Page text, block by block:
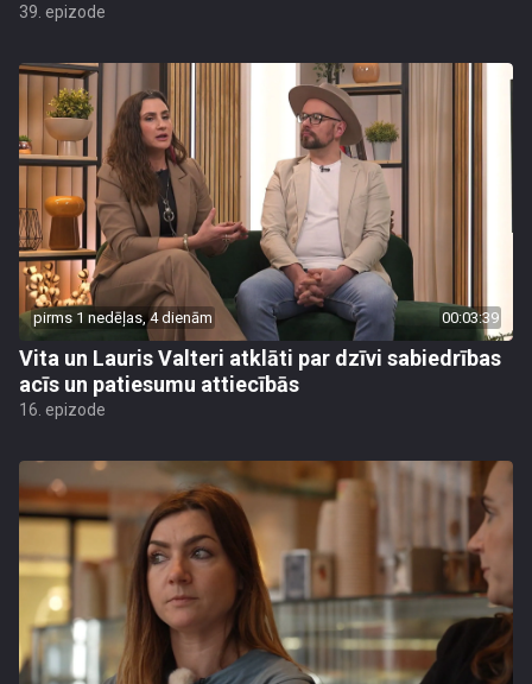
39. epizode
pirms 1 nedēļas, 4 dienām 00:03:39
Vita un Lauris Valteri atklāti par dzīvi sabiedrības
acīs un patiesumu attiecībās
16. epizode